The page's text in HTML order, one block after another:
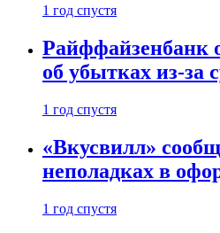
1 год спустя
Райффайзенбанк
об убытках из-за
1 год спустя
«Вкусвилл»
неполадках в
1 год спустя